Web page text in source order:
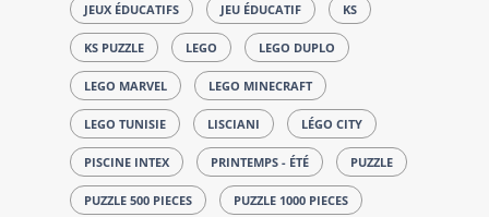
JEUX ÉDUCATIFS JEU ÉDUCATIF KS
KS PUZZLE LEGO LEGO DUPLO
LEGO MARVEL LEGO MINECRAFT
LEGO TUNISIE LISCIANI LÉGO CITY
PISCINE INTEX PRINTEMPS - ÉTÉ PUZZLE
PUZZLE 500 PIECES PUZZLE 1000 PIECES